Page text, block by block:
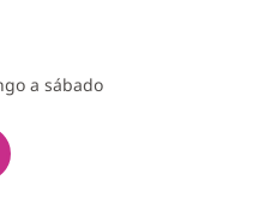
a sábado